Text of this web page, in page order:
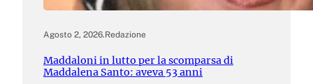
Agosto 2, 2026.Redazione
Maddaloni in lutto per la scomparsa di
Maddalena Santo: aveva 53 anni